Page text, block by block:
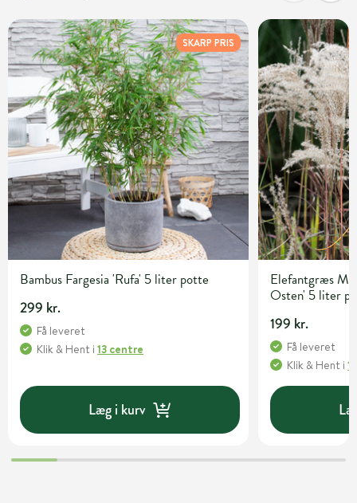
SKARP PRIS
Bambus Fargesia 'Rufa' 5 liter potte
299 kr.
Få leveret
Klik & Hent i 13 centre
Læg i kurv
Elefantgræs
Osten' 5 liter
199 kr.
Få leveret
Klik & Hent i